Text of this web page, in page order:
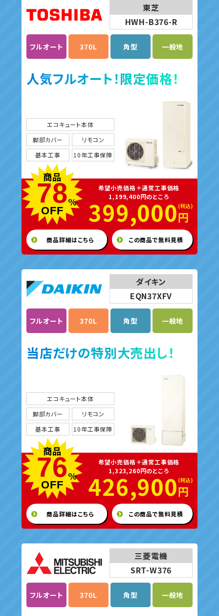
東芝
HWH-B376-R
フルオート 370L 角型 一般地
人気フルオート！限定価格！
エコキュート本体
脚部カバー
リモコン
基本工事
10年工事保障
商品
78%
OFF
希望小売価格＋通常工事価格
1,199,400円のところ
399,000円
商品詳細はこちら この商品で無料見積
ダイキン
EQN37XFV
フルオート 370L 角型 一般地
当店だけの特別大売出し！
エコキュート本体
脚部カバー
リモコン
基本工事
10年工事保障
商品
76%
OFF
希望小売価格＋通常工事価格
1,323,260円のところ
426,900円
商品詳細はこちら この商品で無料見積
三菱電機
SRT-W376
フルオート 370L 角型 一般地